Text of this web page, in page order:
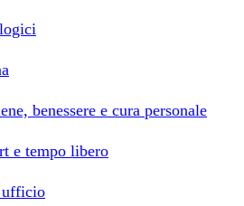
benessere e cura personale
e tempo libero
ufficio